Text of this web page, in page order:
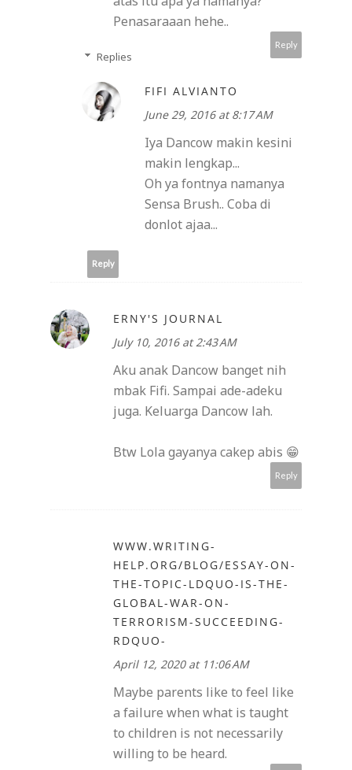
Penasaraaan hehe..
Reply
Replies
FIFI ALVIANTO
June 29, 2016 at 8:17 AM
Iya Dancow makin kesini
makin lengkap...
Oh ya fontnya namanya
Sensa Brush.. Coba di
donlot ajaa...
Reply
ERNY'S JOURNAL
July 10, 2016 at 2:43 AM
Aku anak Dancow banget nih
mbak Fifi. Sampai ade-adeku
juga. Keluarga Dancow lah.
Btw Lola gayanya cakep abis 😁
Reply
WWW.WRITING-
HELP.ORG/BLOG/ESSAY-ON-
THE-TOPIC-LDQUO-IS-THE-
GLOBAL-WAR-ON-
TERRORISM-SUCCEEDING-
RDQUO-
April 12, 2020 at 11:06 AM
Maybe parents like to feel like
a failure when what is taught
to children is not necessarily
willing to be heard.